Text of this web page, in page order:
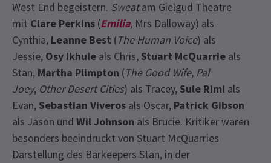
West End begeistern. Sweatam Gielgud Theatre
mit Clare Perkins (Emilia, Mrs Dalloway) als
Cynthia, Leanne Best (The Human Voice) als
Jessie, Osy Ikhule als Chris, Stuart McQuarrie als
Stan, Martha Plimpton (The Good Wife, Pal
Joey, Other Desert Cities) als Tracey, Sule Rimi als
Evan, Sebastian Viveros als Oscar, Patrick Gibson
als Jason und Wil Johnson als Brucie. Kritiker waren
besonders beeindruckt von Stuart McQuarries
Darstellung des Barkeepers Stan, in der